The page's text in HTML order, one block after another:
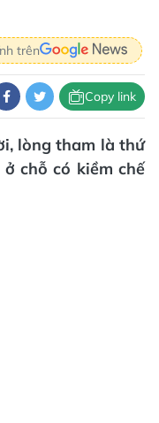
trên
Copy link
lòng tham là thứ
chỗ có kiềm chế